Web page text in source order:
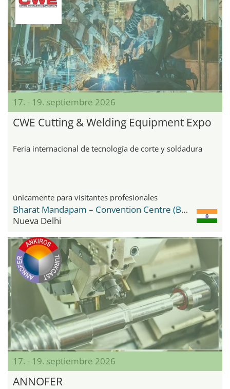
17. - 19. septiembre 2026
CWE Cutting & Welding Equipment Expo
Feria internacional de tecnología de corte y soldadura
únicamente para visitantes profesionales
Bharat Mandapam – Convention Centre (BMCC)
Nueva Delhi
17. - 19. septiembre 2026
ANNOFER